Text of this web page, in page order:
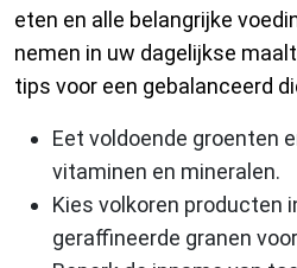
eten en alle belangrijke
nemen in uw dagelijkse
tips voor een gebalanceerd
Eet voldoende groenten
vitaminen en mineralen.
Kies volkoren producten
geraffineerde granen